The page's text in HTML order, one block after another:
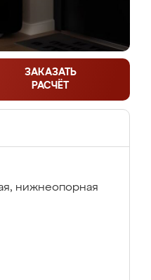
ЗАКАЗАТЬ
РАСЧЁТ
нижнеопорная